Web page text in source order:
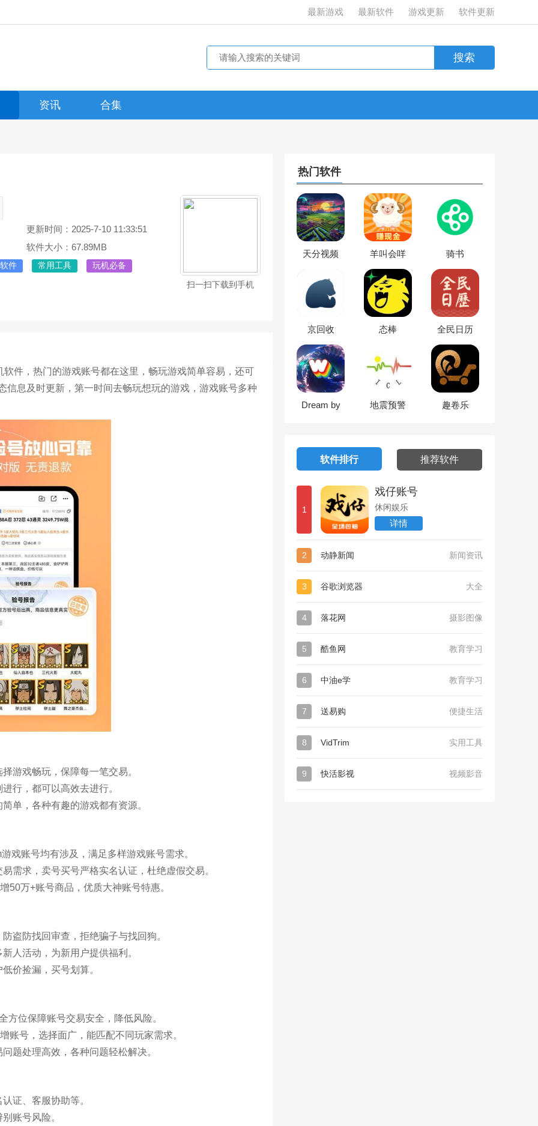
最新游戏 最新软件 游戏更新 软件更新
资讯 合集
更新时间：2025-7-10 11:33:51
软件大小：67.89MB
件 常用工具
玩机必备
扫一扫下载到手机
件，热门的游戏账号都在这里，畅玩游戏简单容易，还可
息及时更新，第一时间去畅玩想玩的游戏，游戏账号多种
游戏畅玩，保障每一笔交易。
行，都可以高效去进行。
单，各种有趣的游戏都有资源。
戏账号均有涉及，满足多样游戏账号需求。
需求，卖号买号严格实名认证，杜绝虚假交易。
50万+账号商品，优质大神账号特惠。
盗防找回审查，拒绝骗子与找回狗。
人活动，为新用户提供福利。
价捡漏，买号划算。
方位保障账号交易安全，降低风险。
账号，选择面广，能匹配不同玩家需求。
题处理高效，各种问题轻松解决。
证、客服协助等。
账号风险。
热门软件
天分视频 羊叫会咩 骑书
京回收 态棒 全民日历
Dream by
地震预警 趣卷乐
软件排行 推荐软件
1
戏仔账号
休闲娱乐
详情
2 动静新闻 新闻资讯
3 谷歌浏览器 大全
4 落花网 摄影图像
5 酷鱼网 教育学习
6 中油e学 教育学习
7 送易购 便捷生活
8 VidTrim 实用工具
9 快活影视 视频影音